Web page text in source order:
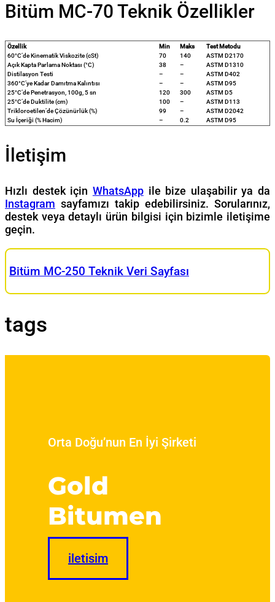
Bitüm MC-70 Teknik Özellikler
Özellik Min Maks
Test Metodu
60°C’de Kinematik Viskozite (cSt)
70 140
ASTM D2170
Açık Kapta Parlama Noktası (°C)
38 –
ASTM D1310
Distilasyon Testi
– –
ASTM D402
360°C’ye Kadar Damıtma Kalıntısı
– –
ASTM D95
25°C’de Penetrasyon, 100g, 5 sn
120 300
ASTM D5
25°C’de Duktilite (cm)
100 –
ASTM D113
Trikloroetilen’de Çözünürlük (%)
99 –
ASTM D2042
Su İçeriği (% Hacim)
– 0.2 ASTM D95
İletişim
Hızlı destek için WhatsAppile bize ulaşabilir ya da
Instagram sayfamızı takip edebilirsiniz. Sorularınız,
destek veya detaylı ürün bilgisi için bizimle iletişime
geçin.
Bitüm MC-250 Teknik Veri Sayfası
tags
Orta Doğu’nun En İyi Şirketi
Gold
Bitumen
iletisim